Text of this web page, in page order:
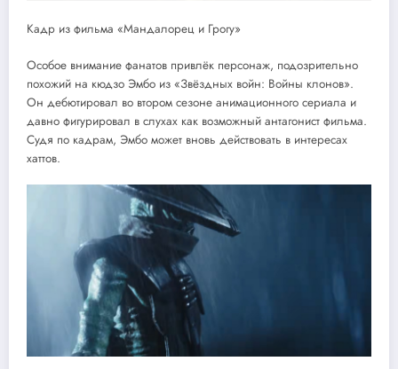
Кадр из фильма «Мандалорец и Грогу»
Особое внимание фанатов привлёк персонаж, подозрительно
похожий на кюдзо Эмбо из «Звёздных войн: Войны клонов».
Он дебютировал во втором сезоне анимационного сериала и
давно фигурировал в слухах как возможный антагонист фильма.
Судя по кадрам, Эмбо может вновь действовать в интересах
хаттов.